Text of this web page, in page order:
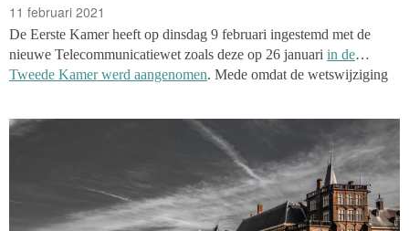
11 februari 2021
De Eerste Kamer heeft op dinsdag 9 februari ingestemd met de
nieuwe Telecommunicatiewet zoals deze op 26 januari in de
Tweede Kamer werd aangenomen. Mede omdat de wetswijziging
opt-in systeem is bepaald op 1 juli 2021, maar het zou ook nog
uitgesteld kunnen worden naar 1 januari 2022.